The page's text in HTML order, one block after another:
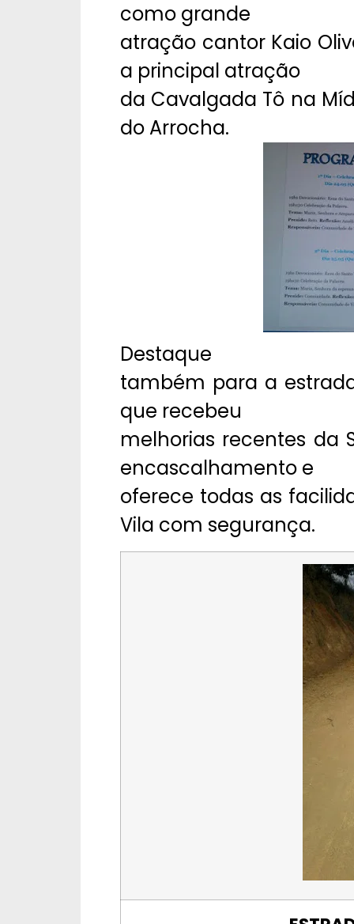
como grande
atração cantor Kaio
a principal atração
da Cavalgada Tô na
do Arrocha.
Destaque
também para a
que recebeu
melhorias recentes da
encascalhamento e
oferece todas as
Vila com segurança.